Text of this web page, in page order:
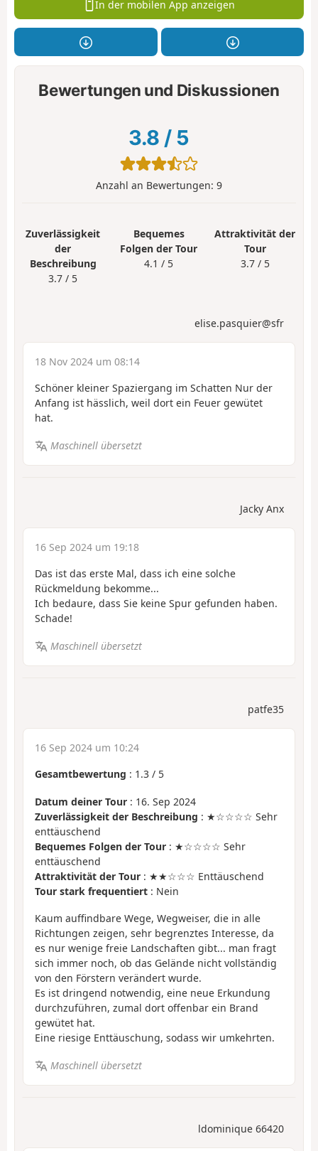
In der mobilen App anzeigen
Bewertungen und Diskussionen
3.8 / 5
Anzahl an Bewertungen: 9
Zuverlässigkeit
der
Beschreibung
3.7 / 5
Bequemes
Folgen der Tour
4.1 / 5
Attraktivität der
Tour
3.7 / 5
elise.pasquier@sfr
18 Nov 2024 um 08:14
Schöner kleiner Spaziergang im Schatten Nur der
Anfang ist hässlich, weil dort ein Feuer gewütet
hat.
Maschinell übersetzt
Jacky Anx
16 Sep 2024 um 19:18
Das ist das erste Mal, dass ich eine solche
Rückmeldung bekomme...
Ich bedaure, dass Sie keine Spur gefunden haben.
Schade!
Maschinell übersetzt
patfe35
16 Sep 2024 um 10:24
Gesamtbewertung : 1.3 / 5
Datum deiner Tour : 16. Sep 2024
Zuverlässigkeit der Beschreibung : ★☆☆☆☆ Sehr
enttäuschend
Bequemes Folgen der Tour : ★☆☆☆☆ Sehr
enttäuschend
Attraktivität der Tour : ★★☆☆☆ Enttäuschend
Tour stark frequentiert : Nein
Kaum auffindbare Wege, Wegweiser, die in alle
Richtungen zeigen, sehr begrenztes Interesse, da
es nur wenige freie Landschaften gibt... man fragt
sich immer noch, ob das Gelände nicht vollständig
von den Förstern verändert wurde.
Es ist dringend notwendig, eine neue Erkundung
durchzuführen, zumal dort offenbar ein Brand
gewütet hat.
Eine riesige Enttäuschung, sodass wir umkehrten.
Maschinell übersetzt
ldominique 66420